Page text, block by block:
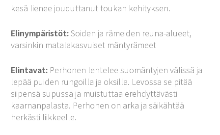
kesä lienee jouduttanut toukan kehityksen.
Elinympäristöt:Soiden ja rämeiden reuna-alueet,
varsinkin matalakasvuiset mäntyrämeet
Elintavat: Perhonen lentelee suomäntyjen välissä ja
lepää puiden rungoilla ja oksilla. Levossa se pitää
siipensä supussa ja muistuttaa erehdyttävästi
kaarnanpalasta. Perhonen on arka ja säikähtää
herkästi liikkeelle.